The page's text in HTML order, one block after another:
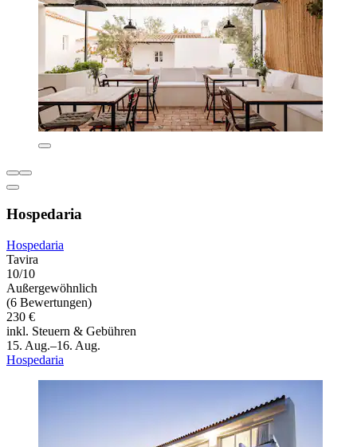
Hospedaria
Hospedaria
Tavira
10/10
Außergewöhnlich
(6 Bewertungen)
230 €
inkl. Steuern & Gebühren
15. Aug.–16. Aug.
Hospedaria